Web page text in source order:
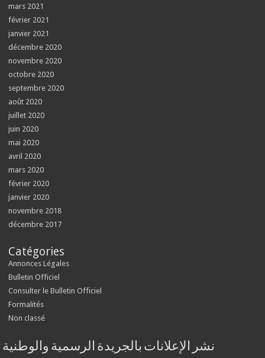
mars 2021
février 2021
janvier 2021
décembre 2020
novembre 2020
octobre 2020
septembre 2020
août 2020
juillet 2020
juin 2020
mai 2020
avril 2020
mars 2020
février 2020
janvier 2020
novembre 2018
décembre 2017
Catégories
Annonces Légales
Bulletin Officiel
Consulter le Bulletin Officiel
Formalités
Non classé
نشر الإعلانات بالجريدة الرسمية والوطنية